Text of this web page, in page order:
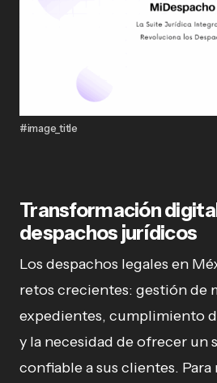
#image_title
Transformación
despachos jurídicos
Los despachos legales en
retos crecientes: gestión de
expedientes, cumplimiento
y la necesidad de ofrecer un
confiable a sus clientes. Para